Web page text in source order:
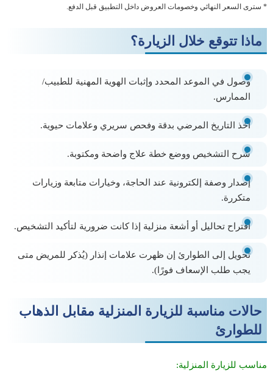
* سترى السعر النهائي وخصومات العروض داخل التطبيق قبل الدفع.
ماذا تتوقع خلال الزيارة؟
وصول في الموعد المحدد وإثبات الهوية المهنية للطبيب/
الممارس.
أخذ التاريخ المرضي بدقة وفحص سريري وعلامات حيوية.
شرح التشخيص ووضع خطة علاج واضحة ومكتوبة.
إصدار وصفة إلكترونية عند الحاجة، وخيارات متابعة وزيارات
متكررة.
اقتراح تحاليل أو أشعة منزلية إذا كانت ضرورية لتأكيد التشخيص.
تحويل إلى الطوارئ إن ظهرت علامات إنذار (يُذكر للمريض متى
يجب طلب الإسعاف فورًا).
حالات مناسبة للزيارة المنزلية مقابل الذهاب
للطوارئ
مناسب للزيارة المنزلية: